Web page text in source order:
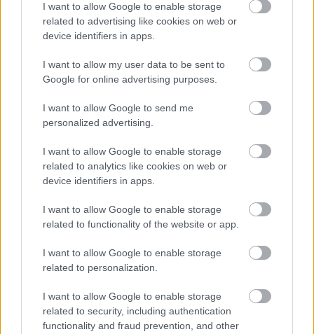
I want to allow Google to enable storage
related to advertising like cookies on web or
device identifiers in apps.
I want to allow my user data to be sent to
Google for online advertising purposes.
I want to allow Google to send me
personalized advertising.
I want to allow Google to enable storage
related to analytics like cookies on web or
device identifiers in apps.
I want to allow Google to enable storage
related to functionality of the website or app.
I want to allow Google to enable storage
related to personalization.
I want to allow Google to enable storage
related to security, including authentication
functionality and fraud prevention, and other
Interjú fesztivál előtt: Sergio Gerasi
(Olaszország)
Képregényblog• 2025. április 28.
A 20. Budapesti Nemzetközi Képregényfesztivál
olasz vendége Sergio Gerasi lesz. A fesztivál előtt az
készített online interjút. Frike Comics: Kedves Sergio,
köszönjük, hogy válaszolsz néhány interjúkérdésre.